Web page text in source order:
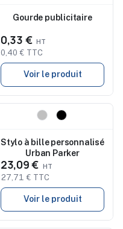
Gourde publicitaire
0,33 €
0,40 € TTC
Voir le produit
Stylo à bille personnalisé
Urban Parker
23,09 €
27,71 € TTC
Voir le produit